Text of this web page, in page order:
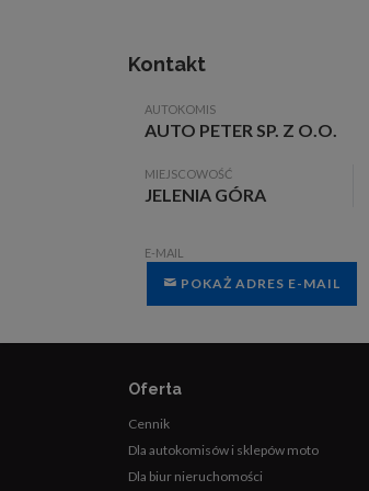
Kontakt
AUTOKOMIS
AUTO PETER SP. Z O.O.
MIEJSCOWOŚĆ
JELENIA GÓRA
E-MAIL
POKAŻ ADRES E-MAIL
Oferta
Cennik
Dla autokomisów i sklepów moto
Dla biur nieruchomości